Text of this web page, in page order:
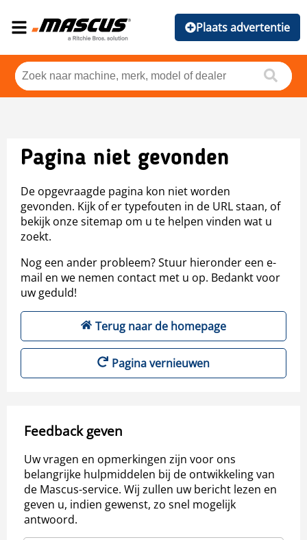
Plaats advertentie
Pagina niet gevonden
De opgevraagde pagina kon niet worden
gevonden. Kijk of er typefouten in de URL staan, of
bekijk onze sitemap om u te helpen vinden wat u
zoekt.
Nog een ander probleem? Stuur hieronder een e-
mail en we nemen contact met u op. Bedankt voor
uw geduld!
Terug naar de homepage
Pagina vernieuwen
Feedback geven
Uw vragen en opmerkingen zijn voor ons
belangrijke hulpmiddelen bij de ontwikkeling van
de Mascus-service. Wij zullen uw bericht lezen en
geven u, indien gewenst, zo snel mogelijk
antwoord.